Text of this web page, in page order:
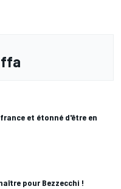
et étonné d'être en
pour Bezzecchi !